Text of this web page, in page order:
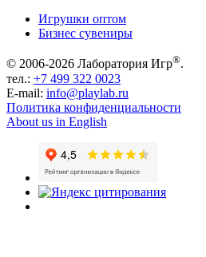
Игрушки оптом
Бизнес сувениры
© 2006-2026 Лаборатория Игр®.
тел.: +7 499 322 0023
E-mail: info@playlab.ru
Политика конфиденциальности
About us in English